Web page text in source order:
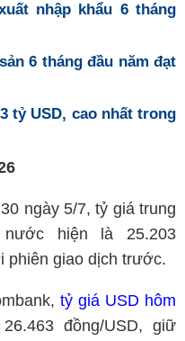
nhập khẩu 6 tháng
6 tháng đầu năm đạt
tỷ USD, cao nhất trong
ngày 5/7, tỷ giá trung
hiện là 25.203
phiên giao dịch trước.
tỷ giá USD hôm
đồng/USD, giữ